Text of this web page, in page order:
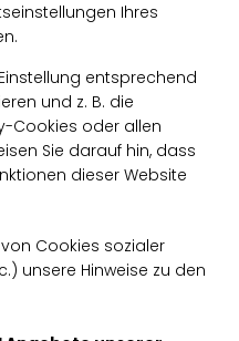
Ihres
entsprechend
und z. B. die
Cookies oder allen
Sie darauf hin, dass
dieser Website
Cookies sozialer
unsere Hinweise zu den